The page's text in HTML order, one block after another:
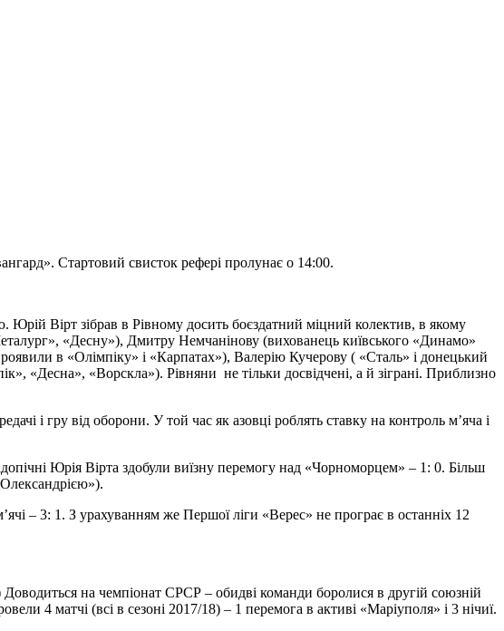
Стартовий свисток рефері пролунає о 14:00.
Вірт зібрав в Рівному досить боєздатний міцний колектив, в якому
«Десну»), Дмитру Немчанінову (вихованець київського «Динамо»
в «Олімпіку» і «Карпатах»), Валерію Кучерову ( «Сталь» і донецький
«Десна», «Ворскла»). Рівняни не тільки досвідчені, а й зіграні. Приблизно
і гру від оборони. У той час як азовці роблять ставку на контроль м’яча і
Юрія Вірта здобули виїзну перемогу над «Чорноморцем» – 1: 0. Більш
– 3: 1. З урахуванням же Першої ліги «Верес» не програє в останніх 12
на чемпіонат СРСР – обидві команди боролися в другій союзній
4 матчі (всі в сезоні 2017/18) – 1 перемога в активі «Маріуполя» і 3 нічиї.